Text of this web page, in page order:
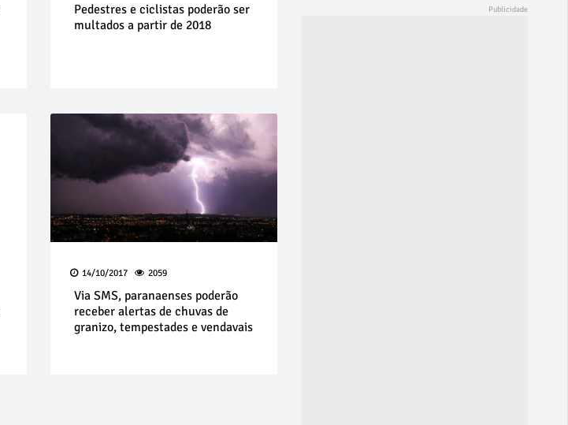
Pedestres e ciclistas poderão ser
multados a partir de 2018
14/10/2017 2059
Via SMS, paranaenses poderão
receber alertas de chuvas de
granizo, tempestades e vendavais